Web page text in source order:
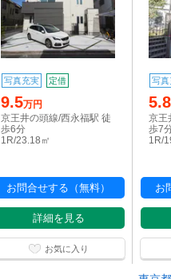
写真充実 定借
9.5万円
京王井の頭線/西永福駅 徒
歩6分
1R/23.18㎡
お問合せする（無料）
詳細を見る
お気に入り
写
5.8
京王
歩7
1R/
お